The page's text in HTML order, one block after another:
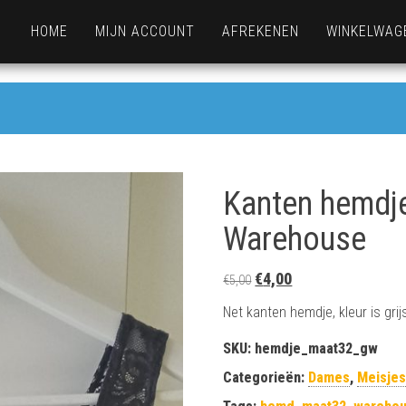
HOME MIJN ACCOUNT AFREKENEN
Kanten
Warehouse
€5,00 Oorspronkelijke prijs
€4,00Huidige prijs is:
Net kanten hemdje, kleur is
SKU: hemdje_maat32_gw
Categorieën: Dames, Meisjes